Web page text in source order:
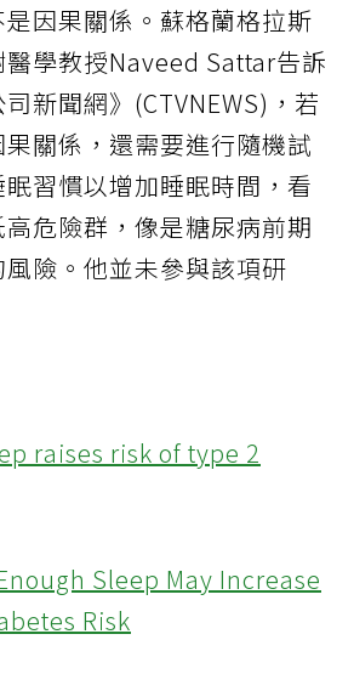
因果關係。蘇格蘭格拉斯
學教授Naveed Sattar告訴
司新聞網》(CTVNEWS)，若
關係，還需要進行隨機試
習慣以增加睡眠時間，看
危險群，像是糖尿病前期
險。他並未參與該項研
raises risk of type 2
Sleep May Increase
Risk